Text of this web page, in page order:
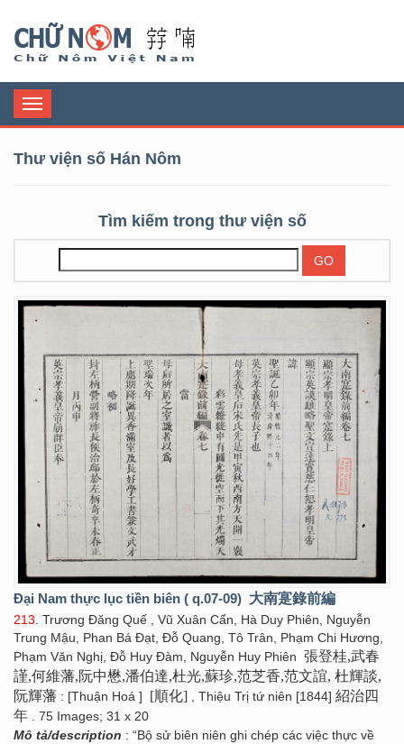
Toggle
navigation
Thư viện số Hán Nôm
Tìm kiếm trong thư viện số
Đại Nam thực lục tiền biên ( q.07-09) 大南寔錄前編
213 . Trương Đăng Quế , Vũ Xuân Cẩn, Hà Duy Phiên, Nguyễn
Trung Mậu, Phan Bá Đạt, Đỗ Quang, Tô Trân, Phạm Chi Hương,
Phạm Văn Nghị, Đỗ Huy Đàm, Nguyễn Huy Phiên 張登桂,武春
謹,何維藩,阮中懋,潘伯達,杜光,蘇珍,范芝香,范文誼, 杜輝談,
阮輝藩 : [Thuận Hoá ] [順化] , Thiệu Trị tứ niên [1844] 紹治四
年 . 75 Images; 31 x 20
Mô tả/description : “Bộ sử biên niên ghi chép các việc thực về